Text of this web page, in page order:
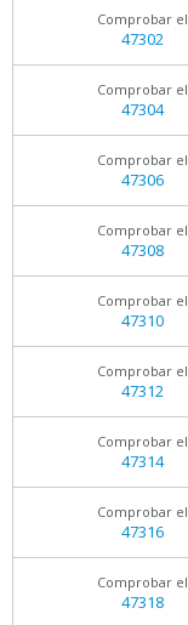
Comprobar el
47302
Comprobar el
47304
Comprobar el
47306
Comprobar el
47308
Comprobar el
47310
Comprobar el
47312
Comprobar el
47314
Comprobar el
47316
Comprobar el
47318